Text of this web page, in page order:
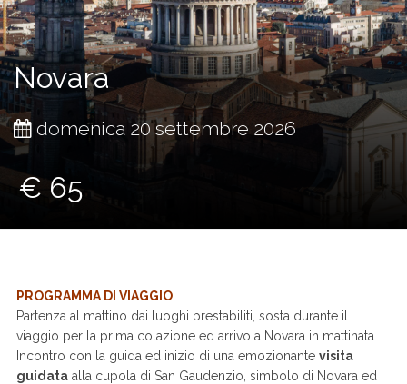
Novara
domenica 20 settembre 2026
€ 65
PROGRAMMA DI VIAGGIO
Partenza al mattino dai luoghi prestabiliti, sosta durante il
viaggio per la prima colazione ed arrivo a Novara in mattinata.
Incontro con la guida ed inizio di una emozionante visita
guidata alla cupola di San Gaudenzio, simbolo di Novara ed